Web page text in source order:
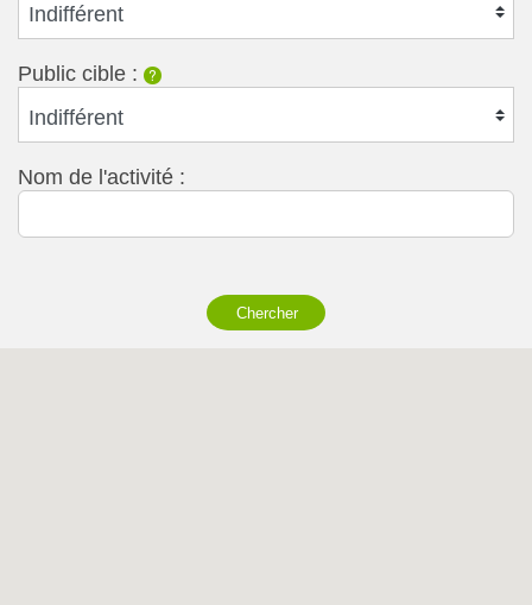
Indifférent
Public cible : ?
Indifférent
Nom de l'activité :